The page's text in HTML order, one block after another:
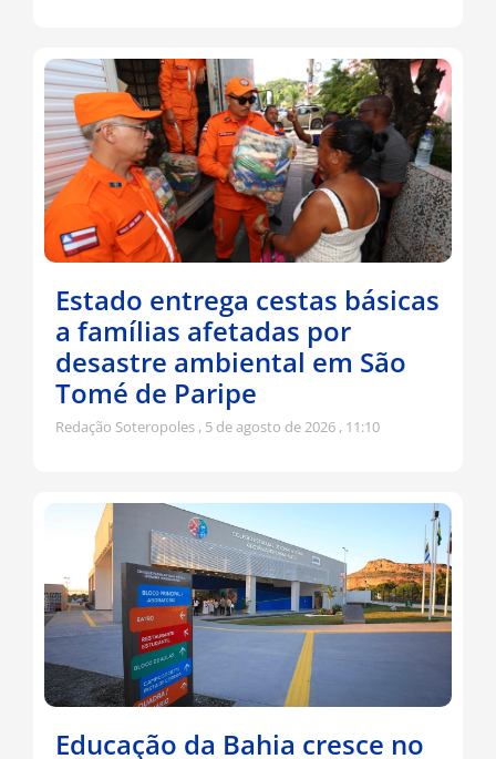
Estado entrega cestas básicas
a famílias afetadas por
desastre ambiental em São
Tomé de Paripe
Redação Soteropoles 5 de agosto de 2026 11:10
Educação da Bahia cresce no